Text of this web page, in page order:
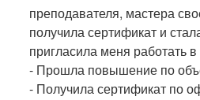
преподавателя, мастера
получила сертификат и
пригласила меня работать
- Прошла повышение по
- Получила сертификат по